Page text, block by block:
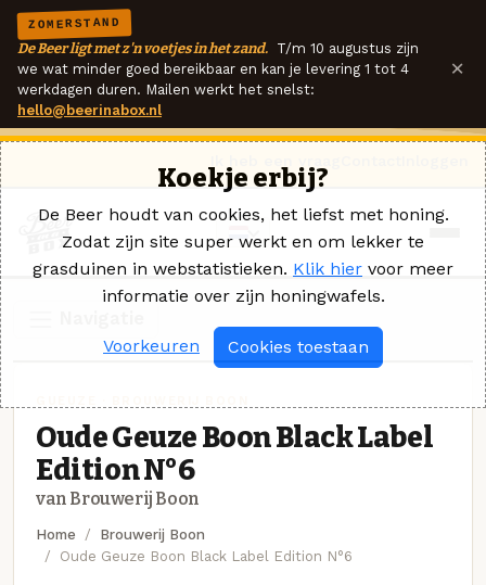
ZOMERSTAND
De Beer ligt met z'n voetjes in het zand. T/m 10 augustus zijn
we wat minder goed bereikbaar en kan je levering 1 tot 4
werkdagen duren. Mailen werkt het snelst:
hello@beerinabox.nl
×
Oude Geuze Boon Black Label
Edition N°6
van Brouwerij Boon
Home
Brouwerij Boon
Oude Geuze Boon Black Label Edition N°6
Koekje erbij?
De Beer houdt van cookies, het liefst met honing.
Zodat zijn site super werkt en om lekker te
grasduinen in webstatistieken. Klik hier voor meer
informatie over zijn honingwafels.
Voorkeuren Cookies toestaan